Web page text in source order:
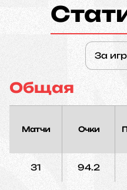
За
Общая
Матчи Очки
31 94.2